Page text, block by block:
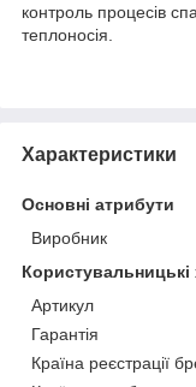
контроль процесів
теплоносія.
Характеристики
Основні атрибути
Виробник
Користувальницькі
Артикул
Гарантія
Країна реєстрації